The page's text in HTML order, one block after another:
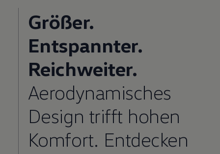
Größer.
Entspannter.
Reichweiter.
Aerodynamisches
Design trifft hohen
Komfort. Entdecken